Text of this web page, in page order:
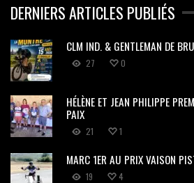
DERNIERS ARTICLES PUBLIÉS
CLM IND. & GENTLEMAN DE
27 0
HÉLÈNE ET JEAN PHILIPPE
PAIX
21 1
MARC 1ER AU PRIX VAISON
19 4